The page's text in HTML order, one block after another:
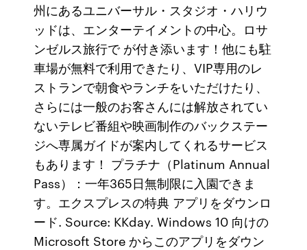
州にあるユニバーサル・スタジオ・ハリウ
ッドは、エンターテイメントの中心。ロサ
ンゼルス旅行で が付き添います！他にも駐
車場が無料で利用できたり、VIP専用のレ
ストランで朝食やランチをいただけたり、
さらには一般のお客さんには解放されてい
ないテレビ番組や映画制作のバックステー
ジへ専属ガイドが案内してくれるサービス
もあります！ プラチナ（Platinum Annual
Pass）：一年365日無制限に入園できま
す。エクスプレスの特典 アプリをダウンロ
ード. Source: KKday. Windows 10 向けの
Microsoft Store からこのアプリをダウン